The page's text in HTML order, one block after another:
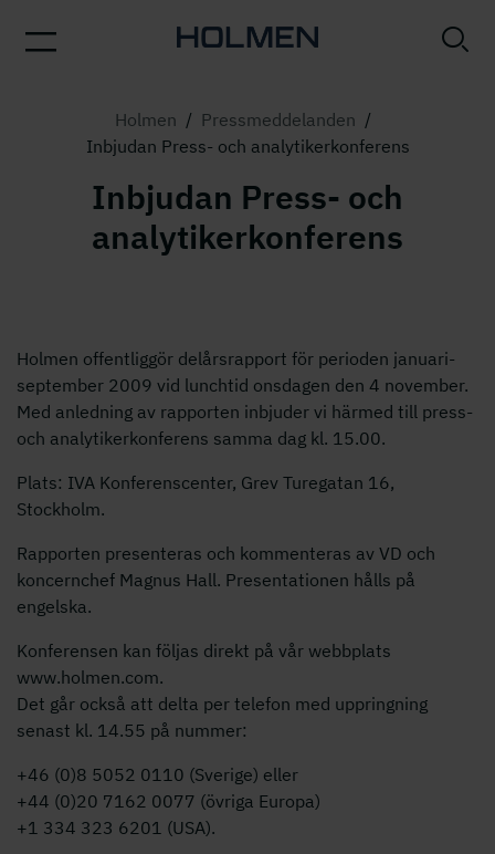
Holmen / Pressmeddelanden /
Inbjudan Press- och analytikerkonferens
Inbjudan Press- och
analytikerkonferens
Holmen offentliggör delårsrapport för perioden januari-
september 2009 vid lunchtid onsdagen den 4 november.
Med anledning av rapporten inbjuder vi härmed till press-
och analytikerkonferens samma dag kl. 15.00.
Plats: IVA Konferenscenter, Grev Turegatan 16,
Stockholm.
Rapporten presenteras och kommenteras av VD och
koncernchef Magnus Hall. Presentationen hålls på
engelska.
Konferensen kan följas direkt på vår webbplats
www.holmen.com.
Det går också att delta per telefon med uppringning
senast kl. 14.55 på nummer:
+46 (0)8 5052 0110 (Sverige) eller
+44 (0)20 7162 0077 (övriga Europa)
+1 334 323 6201 (USA).